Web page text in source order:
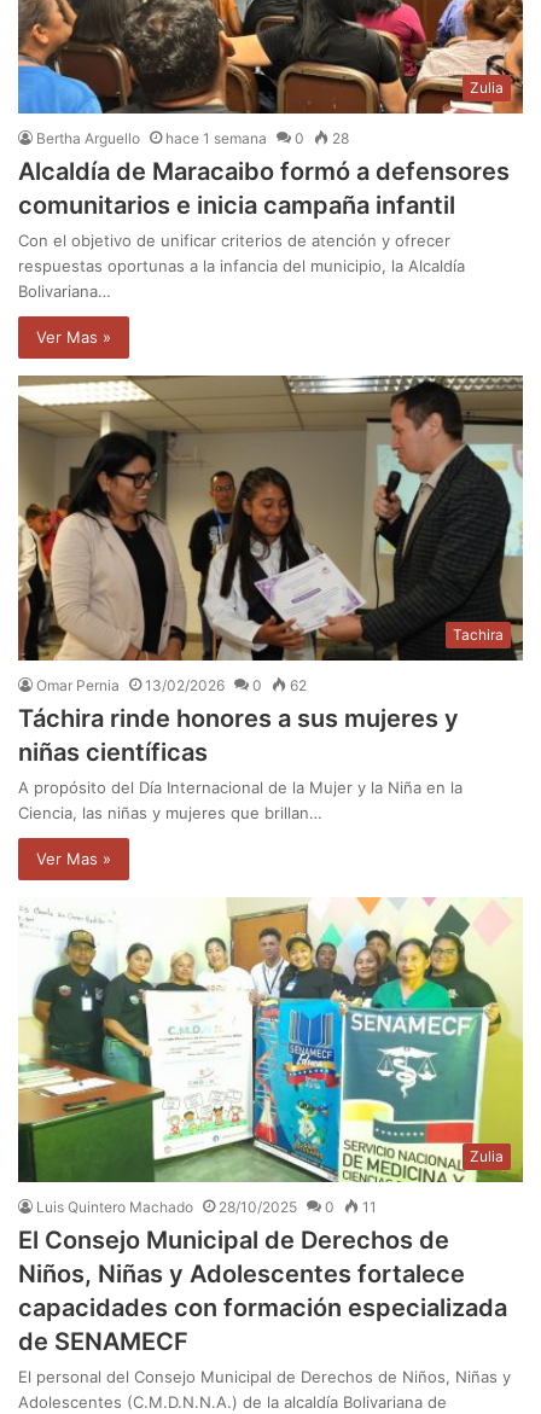
Zulia
Bertha Arguello hace 1 semana 0 28
Alcaldía de Maracaibo formó a defensores
comunitarios e inicia campaña infantil
Con el objetivo de unificar criterios de atención y ofrecer
respuestas oportunas a la infancia del municipio, la Alcaldía
Bolivariana…
Ver Mas »
Tachira
Omar Pernia 13/02/2026 0 62
Táchira rinde honores a sus mujeres y
niñas científicas
A propósito del Día Internacional de la Mujer y la Niña en la
Ciencia, las niñas y mujeres que brillan…
Ver Mas »
Zulia
Luis Quintero Machado 28/10/2025 0 11
El Consejo Municipal de Derechos de
Niños, Niñas y Adolescentes fortalece
capacidades con formación especializada
de SENAMECF
El personal del Consejo Municipal de Derechos de Niños, Niñas y
Adolescentes (C.M.D.N.N.A.) de la alcaldía Bolivariana de